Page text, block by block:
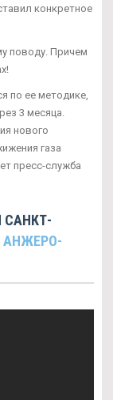
конкретное
поводу. Причем
по ее методике,
3 месяца.
нового
газа
пресс-служба
АНЖЕРО-